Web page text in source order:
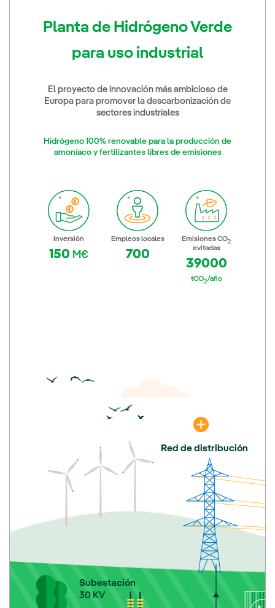
Planta de Hidrógeno Verde
para uso industrial
El proyecto de innovación más ambicioso de
Europa para promover la descarbonización de
sectores industriales
Hidrógeno 100% renovable para la producción de
amoníaco y fertilizantes libres de emisiones
Inversión
150 M€
Empleos locales
700
Emisiones CO2
evitadas
39000
tCO2/año
Red de distribución
Subestación
30 KV